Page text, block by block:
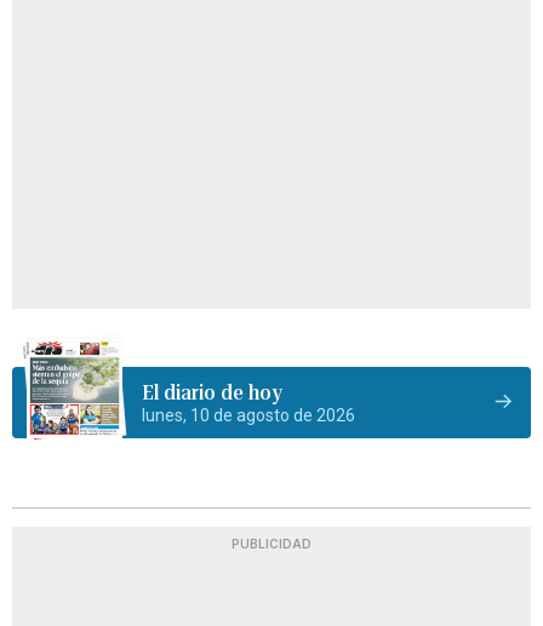
El diario de hoy
lunes, 10 de agosto de 2026
PUBLICIDAD